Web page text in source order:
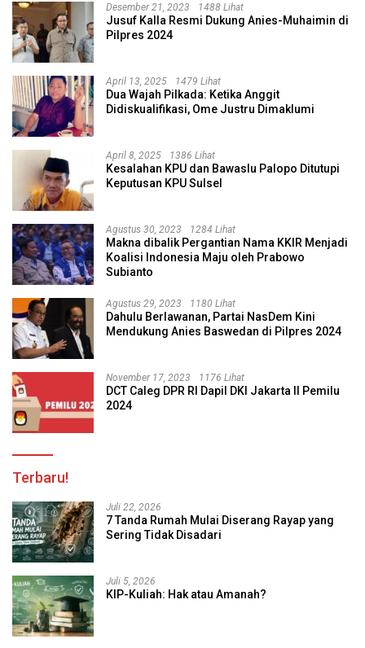
Desember 21, 2023 1488 Lihat
Jusuf Kalla Resmi Dukung Anies-Muhaimin di
Pilpres 2024
April 13, 2025 1479 Lihat
Dua Wajah Pilkada: Ketika Anggit
Didiskualifikasi, Ome Justru Dimaklumi
April 8, 2025 1386 Lihat
Kesalahan KPU dan Bawaslu Palopo Ditutupi
Keputusan KPU Sulsel
Agustus 30, 2023 1284 Lihat
Makna dibalik Pergantian Nama KKIR Menjadi
Koalisi Indonesia Maju oleh Prabowo
Subianto
Agustus 29, 2023 1180 Lihat
Dahulu Berlawanan, Partai NasDem Kini
Mendukung Anies Baswedan di Pilpres 2024
November 17, 2023 1176 Lihat
DCT Caleg DPR RI Dapil DKI Jakarta II Pemilu
2024
Terbaru!
Juli 22, 2026
7 Tanda Rumah Mulai Diserang Rayap yang
Sering Tidak Disadari
Juli 5, 2026
KIP-Kuliah: Hak atau Amanah?